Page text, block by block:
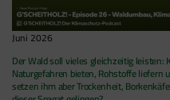
Juni 2026
Der Wald soll vieles gleichzeitig
Naturgefahren bieten, Rohstoffe liefern
setzen ihm aber Trockenheit,